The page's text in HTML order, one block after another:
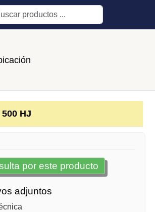
HJ
por este producto
adjuntos